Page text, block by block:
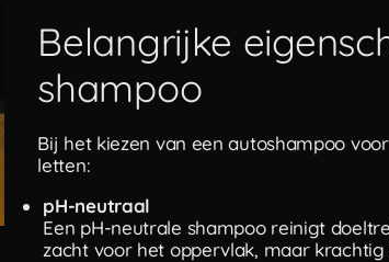
Belangrijke
shampoo
Bij het kiezen van een autoshampoo
letten:
pH-neutraal
Een pH-neutrale shampoo reinigt
zacht voor het oppervlak, maar